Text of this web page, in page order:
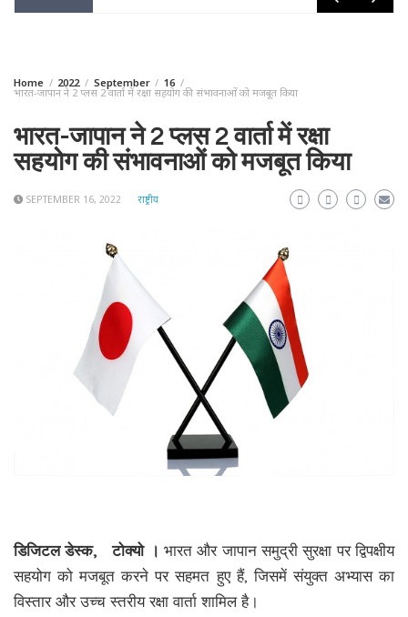
Home 2022 September 16
भारत-जापान ने 2 प्लस 2 वार्ता में रक्षा सहयोग की संभावनाओं को मजबूत किया
भारत-जापान ने 2 प्लस 2 वार्ता में रक्षा
सहयोग की संभावनाओं को मजबूत किया
SEPTEMBER 16, 2022 राष्ट्रीय
डिजिटल डेस्क, टोक्यो । भारत और जापान समुद्री सुरक्षा पर द्विपक्षीय
सहयोग को मजबूत करने पर सहमत हुए हैं, जिसमें संयुक्त अभ्यास का
विस्तार और उच्च स्तरीय रक्षा वार्ता शामिल है।